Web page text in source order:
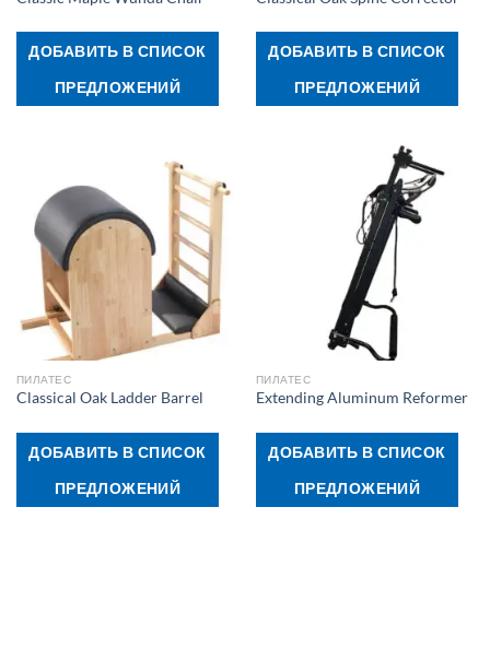
ДОБАВИТЬ В СПИСОК
ПРЕДЛОЖЕНИЙ
ДОБАВИТЬ В СПИСОК
ПРЕДЛОЖЕНИЙ
ПИЛАТЕС
Classical Oak Ladder Barrel
ДОБАВИТЬ В СПИСОК
ПРЕДЛОЖЕНИЙ
ПИЛАТЕС
Extending Aluminum Reformer
ДОБАВИТЬ В СПИСОК
ПРЕДЛОЖЕНИЙ